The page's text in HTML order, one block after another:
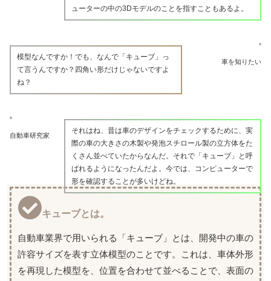
ューターの中の3Dモデルのことを指すこともあるよ。
車を知りたい
模型なんですか！でも、なんで「キューブ」っ
て言うんですか？四角い形だけじゃないですよ
ね？
自動車研究家
それはね、昔は車のデザインをチェックするために、実
際の車の大きさの木製や発泡スチロール製の立方体をた
くさん並べていたからなんだ。それで「キューブ」と呼
ばれるようになったんだよ。今では、コンピューターで
形を確認することが多いけどね。
キューブとは。
自動車業界で用いられる「キューブ」とは、開発中の車の
許容サイズを表す立体模型のことです。これは、車体外形
を再現した模型を、位置を合わせて並べることで、表面の